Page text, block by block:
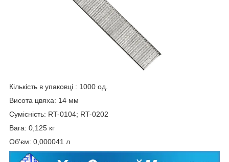
Кількість в упаковці : 1000 од.
Висота цвяха: 14 мм
Сумісність: RT-0104; RT-0202
Вага: 0,125 кг
Об'єм: 0,000041 л